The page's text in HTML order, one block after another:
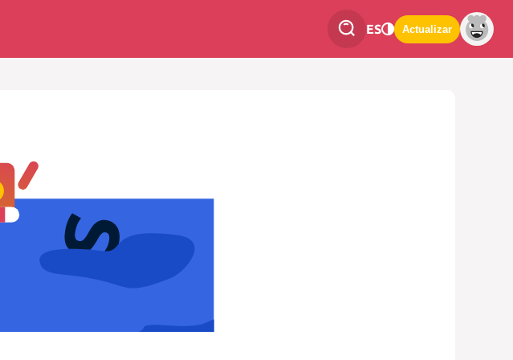
ES Actualizar